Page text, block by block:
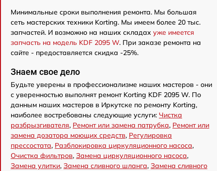
Минимальные сроки выполнения ремонта. Мы большая
сеть мастерских техники Korting. Мы имеем более 20 тыс.
запчастей. И возможно на наших складах уже имеется
запчасть на модель KDF 2095 W. При заказе ремонта на
сайте - предоставляется скидка -25%.
Знаем свое дело
Будьте уверены в профессионализме наших мастеров - они
с уверенностью выполнят ремонт Korting KDF 2095 W. По
данным наших мастеров в Иркутске по ремонту Korting,
наиболее востребованы следующие услуги: Чистка
разбрызгивателя, Ремонт или замена патрубка, Ремонт или
замена дозатора моющих средств, Регулировка
прессостата, Разблокировка циркуляционного насоса,
Очистка фильтров, Замена циркуляционного насоса,
Замена улитки, Замена сливного шланга, Замена сливного